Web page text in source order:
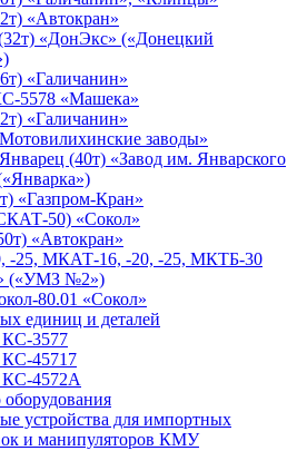
«Автокран»
«ДонЭкс» («Донецкий
«Галичанин»
5578 «Машека»
«Галичанин»
заводы»
(40т) «Завод им. Январского
«Газпром-Кран»
50) «Сокол»
«Автокран»
-25, МКАТ-16, -20, -25, МКТБ-30
(«УМЗ №2»)
80.01 «Сокол»
единиц и деталей
КС-3577
КС-45717
КС-4572А
устройства для импортных
и манипуляторов КМУ